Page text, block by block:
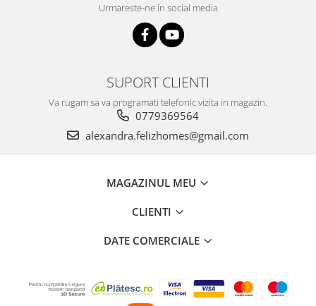
Urmareste-ne in social media
SUPORT CLIENTI
Va rugam sa va programati telefonic vizita in magazin.
0779369564
alexandra.felizhomes@gmail.com
MAGAZINUL MEU
CLIENTI
DATE COMERCIALE